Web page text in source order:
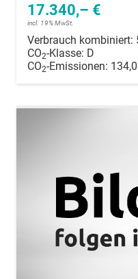
17.340,– €
incl. 19% MwSt.
Verbrauch kombiniert:
CO2-Klasse: D
CO2-Emissionen: